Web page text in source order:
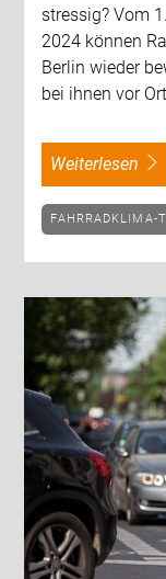
stressig? Vom
2024 können
Berlin wieder
bei ihnen vor
weiterlesen
FAHRRADKLIMA-